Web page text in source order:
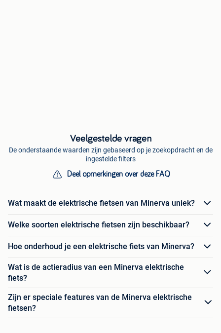
Veelgestelde vragen
De onderstaande waarden zijn gebaseerd op je zoekopdracht en de
ingestelde filters
Deel opmerkingen over deze FAQ
Wat maakt de elektrische fietsen van Minerva uniek?
Welke soorten elektrische fietsen zijn beschikbaar?
Hoe onderhoud je een elektrische fiets van Minerva?
Wat is de actieradius van een Minerva elektrische
fiets?
Zijn er speciale features van de Minerva elektrische
fietsen?